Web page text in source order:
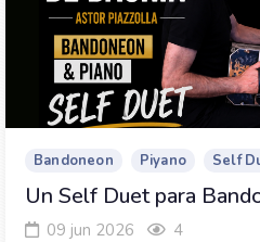
Bandoneon Piyano Self
Un Self Duet para
09 jun 2026
4